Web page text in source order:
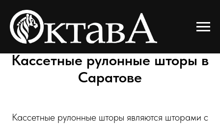
Кассетные рулонные шторы в
Саратове
Кассетные рулонные шторы являются шторами с